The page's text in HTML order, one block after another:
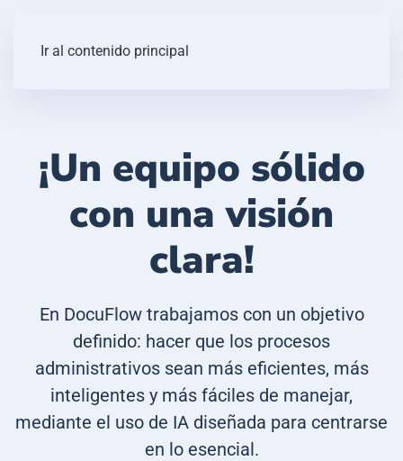
Ir al contenido principal
¡Un equipo sólido
con una visión
clara!
En DocuFlow trabajamos con un objetivo
definido: hacer que los procesos
administrativos sean más eficientes, más
inteligentes y más fáciles de manejar,
mediante el uso de IA diseñada para centrarse
en lo esencial.